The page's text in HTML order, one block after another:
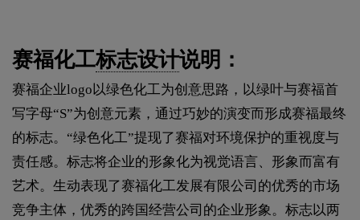
赛福化工标志设计说明：
赛福企业logo以绿色化工为创意思路，以绿叶与赛福首
写字母“S”为创意元素，通过巧妙的演变而形成赛福最终
的标志。“绿色化工”提现了赛福对环境保护的重视度与
责任感。标志将企业的形象化为视觉语言、形象而富有
艺术。生动表现了赛福化工发展有限公司的优秀的市场
竞争主体，优秀的跨国经营公司的企业形象。标志以两